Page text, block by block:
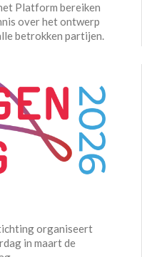
Platform bereiken
over het ontwerp
betrokken partijen.
organiseert
in maart de